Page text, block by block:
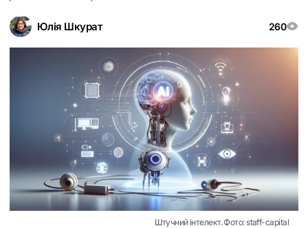
Юлія Шкурат 260
Штучний інтелект. Фото: staff-capital